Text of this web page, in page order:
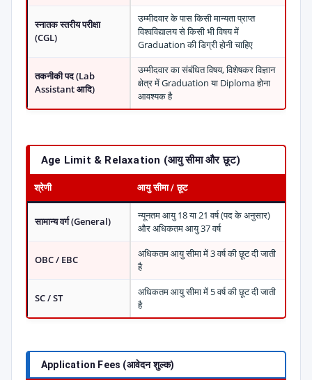
स्नातक स्तरीय परीक्षा
(CGL)
उम्मीदवार के पास किसी मान्यता प्राप्त
विश्वविद्यालय से किसी भी विषय में
Graduation की डिग्री होनी चाहिए
तकनीकी पद (Lab
Assistant आदि)
उम्मीदवार का संबंधित विषय, विशेषकर विज्ञान
क्षेत्र में Graduation या Diploma होना
आवश्यक है
Age Limit & Relaxation (आयु सीमा और छूट)
श्रेणी आयु सीमा / छूट
सामान्य वर्ग (General)
न्यूनतम आयु 18 या 21 वर्ष (पद के अनुसार)
और अधिकतम आयु 37 वर्ष
OBC / EBC
अधिकतम आयु सीमा में 3 वर्ष की छूट दी जाती
है
SC / ST
अधिकतम आयु सीमा में 5 वर्ष की छूट दी जाती
है
Application Fees (आवेदन शुल्क)